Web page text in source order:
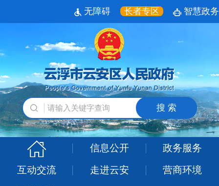
无障碍 长者专区 智慧政务
搜 索
信息公开 政务服务
互动交流 走进云安 营商环境